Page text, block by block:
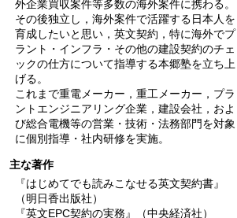
外企業買収案件等多数の海外案件に携わる。
その後独立し，海外案件で活躍する日本人を
育成したいと思い，英文契約，特に海外でプ
ラント・インフラ・その他の建設契約のチェ
ックの仕方について指導する本郷塾を立ち上
げる。
これまで重電メーカー，重工メーカー，プラ
ントエンジニアリング企業，建設会社，およ
び総合電機等の営業・技術・法務部門を対象
に個別指導・社内研修を実施。
主な著作
『はじめてでも読みこなせる英文契約書』
（明日香出版社）
『英文EPC契約の実務』（中央経済社）